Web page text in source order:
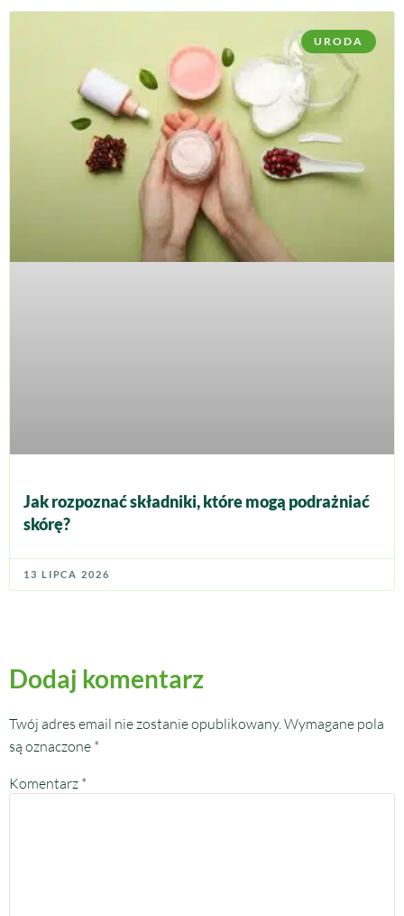
URODA
Jak rozpoznać składniki, które mogą podrażniać
skórę?
13 LIPCA 2026
Dodaj komentarz
Twój adres email nie zostanie opublikowany.Wymagane pola
są oznaczone *
Komentarz *